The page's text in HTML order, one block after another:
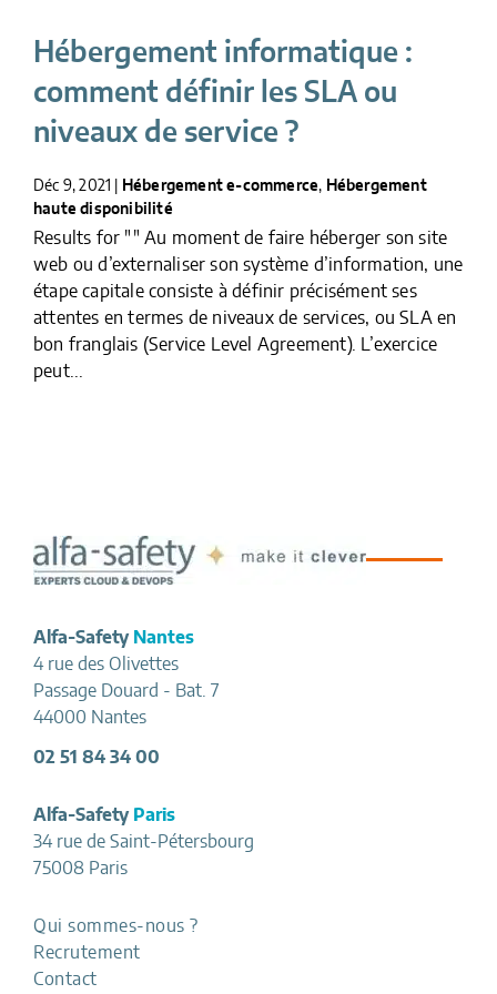
Hébergement informatique :
comment définir les SLA ou
niveaux de service ?
Déc 9, 2021 Hébergement e-commerce, Hébergement
haute disponibilité
Results for "" Au moment de faire héberger son site
web ou d’externaliser son système d’information, une
étape capitale consiste à définir précisément ses
attentes en termes de niveaux de services, ou SLA en
bon franglais (Service Level Agreement). L’exercice
peut...
Footer
Alfa-Safety Nantes
4 rue des Olivettes
Passage Douard - Bat. 7
44000 Nantes
02 51 84 34 00
Alfa-Safety Paris
34 rue de Saint-Pétersbourg
75008 Paris
Qui sommes-nous ?
Recrutement
Contact